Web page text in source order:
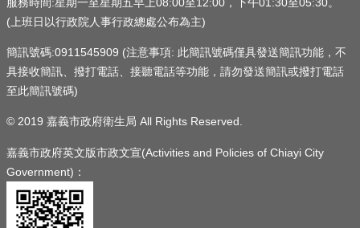
(上班日以行政院人事行政總處公布為主)
簡訊號碼:0911545909 (注意事項: 此簡訊號碼僅具發送簡訊功能，不
具接收簡訊、撥打電話、接聽電話等功能，請勿發送簡訊或撥打電話
至此簡訊號碼)
© 2019 嘉義市政府衛生局 All Rights Reserved.
嘉義市政府英文版市政文宣(Activities and Policies of Chiayi City
Government)：